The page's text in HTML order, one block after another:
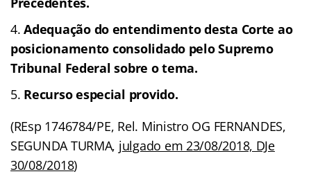
Adequação do entendimento desta Corte ao
posicionamento consolidado pelo Supremo
Tribunal Federal sobre o tema.
Recurso especial provido.
(REsp 1746784/PE, Rel. Ministro OG FERNANDES,
SEGUNDA TURMA, julgado em 23/08/2018, DJe
30/08/2018)